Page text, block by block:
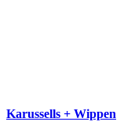
Karussells + Wippen